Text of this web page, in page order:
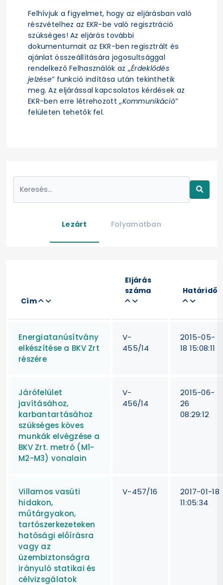
Felhívjuk a figyelmet, hogy az eljárásban való
részvételhez az EKR-be való regisztráció
szükséges! Az eljárás további
dokumentumait az EKR-ben regisztrált és
ajánlat összeállítására jogosultsággal
rendelkező Felhasználók az „Érdeklődés
jelzése” funkció indítása után tekinthetik
meg. Az eljárással kapcsolatos kérdések az
EKR-ben erre létrehozott „Kommunikáció”
felületen tehetők fel.
Lezárt Folyamatban
Cím
Eljárás
száma
Határidő
Energiatanúsítvány
elkészítése a BKV Zrt
részére
V-
455/14
2015-05-
18 15:08:11
Járófelület
javításához,
karbantartásához
szükséges köves
munkák elvégzése a
BKV Zrt. metró (M1-
M2-M3) vonalain
V-
456/14
2015-06-
26
08:29:12
Villamos vasúti
hidakon,
műtárgyakon,
tartószerkezeteken
hatósági előírásra
vagy az
üzembiztonságra
irányuló statikai és
célvizsgálatok
V-457/16
2017-01-18
11:05:34